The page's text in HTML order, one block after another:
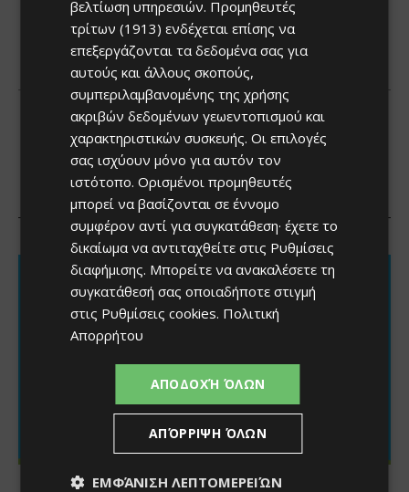
βελτίωση υπηρεσιών. Προμηθευτές
τρίτων (1913) ενδέχεται επίσης να
επεξεργάζονται τα δεδομένα σας για
αυτούς και άλλους σκοπούς,
συμπεριλαμβανομένης της χρήσης
ακριβών δεδομένων γεωεντοπισμού και
χαρακτηριστικών συσκευής. Οι επιλογές
σας ισχύουν μόνο για αυτόν τον
ιστότοπο. Ορισμένοι προμηθευτές
μπορεί να βασίζονται σε έννομο
συμφέρον αντί για συγκατάθεση· έχετε το
δικαίωμα να αντιταχθείτε στις Ρυθμίσεις
διαφήμισης. Μπορείτε να ανακαλέσετε τη
συγκατάθεσή σας οποιαδήποτε στιγμή
στις Ρυθμίσεις cookies. Πολιτική
Απορρήτου
ΑΠΟΔΟΧΉ ΌΛΩΝ
ΑΠΌΡΡΙΨΗ ΌΛΩΝ
ΕΜΦΆΝΙΣΗ ΛΕΠΤΟΜΕΡΕΙΏΝ